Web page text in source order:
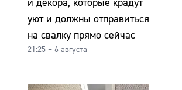
и декора, которые крадут
уют и должны отправиться
на свалку прямо сейчас
21:25 – 6 августа